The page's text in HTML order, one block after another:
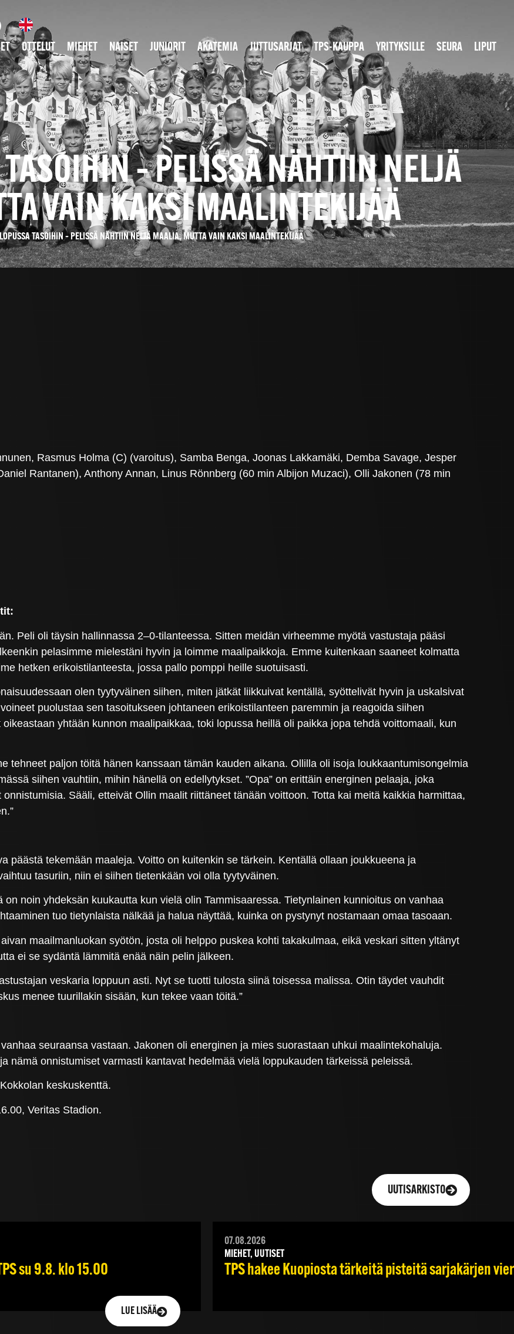
OTTELUT MIEHET NAISET JUNIORIT AKATEMIA JUTTUSARJAT TPS-KAUPPA YRITYKSILLE SEURA LIPUT
– PELISSÄ NÄHTIIN NELJÄ
VAIN KAKSI MAALINTEKIJÄÄ
TASOIHIN – PELISSÄ NÄHTIIN NELJÄ MAALIA, MUTTA VAIN KAKSI MAALINTEKIJÄÄ
Rasmus Holma (C) (varoitus), Samba Benga, Joonas Lakkamäki, Demba Savage, Jesper
Rantanen), Anthony Annan, Linus Rönnberg (60 min Albijon Muzaci), Olli Jakonen (78 min
Peli oli täysin hallinnassa 2–0-tilanteessa. Sitten meidän virheemme myötä vastustaja pääsi
pelasimme mielestäni hyvin ja loimme maalipaikkoja. Emme kuitenkaan saaneet kolmatta
hetken erikoistilanteesta, jossa pallo pomppi heille suotuisasti.
olen tyytyväinen siihen, miten jätkät liikkuivat kentällä, syöttelivät hyvin ja uskalsivat
puolustaa sen tasoitukseen johtaneen erikoistilanteen paremmin ja reagoida siihen
yhtään kunnon maalipaikkaa, toki lopussa heillä oli paikka jopa tehdä voittomaali, kun
tehneet paljon töitä hänen kanssaan tämän kauden aikana. Ollilla oli isoja loukkaantumisongelmia
siihen vauhtiin, mihin hänellä on edellytykset. ”Opa” on erittäin energinen pelaaja, joka
Sääli, etteivät Ollin maalit riittäneet tänään voittoon. Totta kai meitä kaikkia harmittaa,
päästä tekemään maaleja. Voitto on kuitenkin se tärkein. Kentällä ollaan joukkueena ja
tasuriin, niin ei siihen tietenkään voi olla tyytyväinen.
noin yhdeksän kuukautta kun vielä olin Tammisaaressa. Tietynlainen kunnioitus on vanhaa
tuo tietynlaista nälkää ja halua näyttää, kuinka on pystynyt nostamaan omaa tasoaan.
maailmanluokan syötön, josta oli helppo puskea kohti takakulmaa, eikä veskari sitten yltänyt
ei se sydäntä lämmitä enää näin pelin jälkeen.
veskaria loppuun asti. Nyt se tuotti tulosta siinä toisessa malissa. Otin täydet vauhdit
menee tuurillakin sisään, kun tekee vaan töitä.”
seuraansa vastaan. Jakonen oli energinen ja mies suorastaan uhkui maalintekohaluja.
nämä onnistumiset varmasti kantavat hedelmää vielä loppukauden tärkeissä peleissä.
keskuskenttä.
Veritas Stadion.
UUTISARKISTO
su 9.8. klo 15.00
LUE LISÄÄ
07.08.2026
MIEHET, UUTISET
TPS hakee Kuopiosta tärkeitä pisteitä sarjakärjen